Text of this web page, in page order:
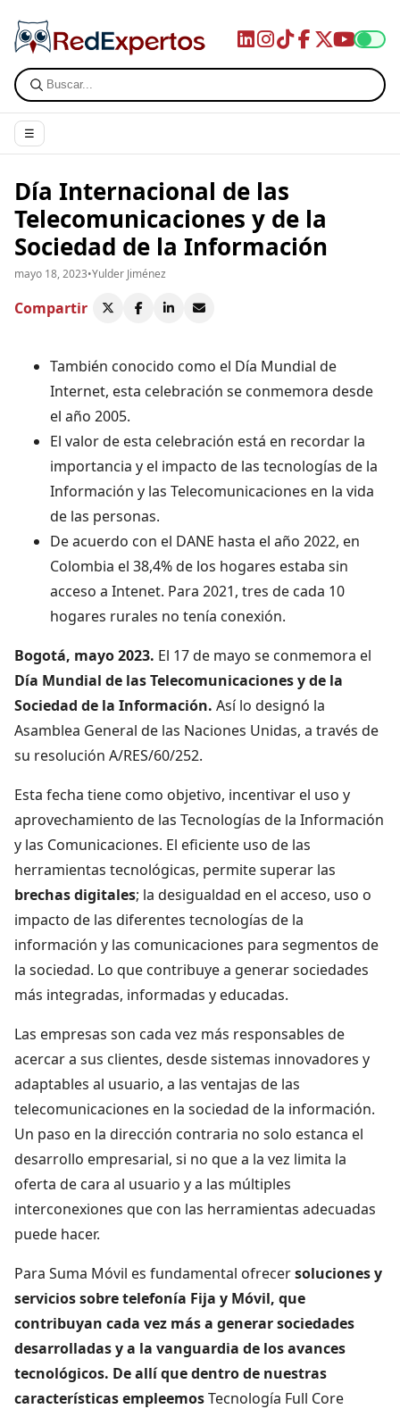
☰
Día Internacional de las
Telecomunicaciones y de la
Sociedad de la Información
mayo 18, 2023•Yulder Jiménez
Compartir
También conocido como el Día Mundial de
Internet, esta celebración se conmemora desde
el año 2005.
El valor de esta celebración está en recordar la
importancia y el impacto de las tecnologías de la
Información y las Telecomunicaciones en la vida
de las personas.
De acuerdo con el DANE hasta el año 2022, en
Colombia el 38,4% de los hogares estaba sin
acceso a Intenet. Para 2021, tres de cada 10
hogares rurales no tenía conexión.
Bogotá, mayo 2023. El 17 de mayo se conmemora el
Día Mundial de las Telecomunicacionesy de la
Sociedad de la Información. Así lo designó la
Asamblea General de las Naciones Unidas, a través de
su resolución A/RES/60/252.
Esta fecha tiene como objetivo, incentivar el uso y
aprovechamiento de las Tecnologías de la Información
y las Comunicaciones. El eficiente uso de las
herramientas tecnológicas, permite superar las
brechas digitales; la desigualdad en el acceso, uso o
impacto de las diferentes tecnologías de la
información y las comunicaciones para segmentos de
la sociedad. Lo que contribuye a generar sociedades
más integradas, informadas y educadas.
Las empresas son cada vez más responsables de
acercar a sus clientes, desde sistemas innovadores y
adaptables al usuario, a las ventajas de las
telecomunicaciones en la sociedad de la información.
Un paso en la dirección contraria no solo estanca el
desarrollo empresarial, si no que a la vez limita la
oferta de cara al usuario y a las múltiples
interconexiones que con las herramientas adecuadas
puede hacer.
Para Suma Móvil es fundamental ofrecersoluciones y
servicios sobretelefonía Fija y Móvil, que
contribuyan cada vez más a generarsociedades
desarrolladasy a la vanguardia de losavances
tecnológicos. De allí que dentro de nuestras
características empleemosTecnología Full Core